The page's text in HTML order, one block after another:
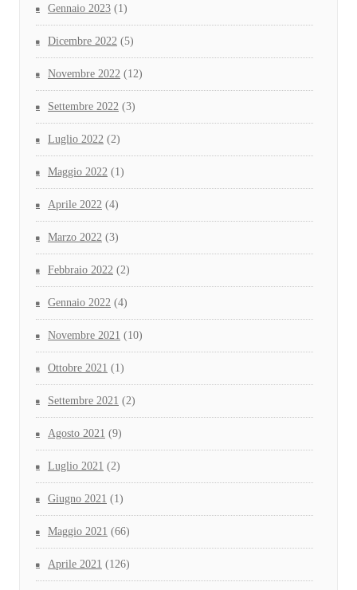
Gennaio 2023 (1)
Dicembre 2022 (5)
Novembre 2022 (12)
Settembre 2022 (3)
Luglio 2022 (2)
Maggio 2022 (1)
Aprile 2022 (4)
Marzo 2022 (3)
Febbraio 2022 (2)
Gennaio 2022 (4)
Novembre 2021 (10)
Ottobre 2021 (1)
Settembre 2021 (2)
Agosto 2021 (9)
Luglio 2021 (2)
Giugno 2021 (1)
Maggio 2021 (66)
Aprile 2021 (126)